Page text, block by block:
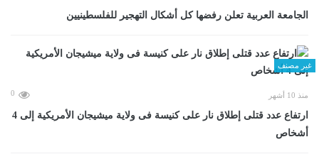
الجامعة العربية تعلن رفضها كل أشكال التهجير للفلسطينيين
غير مصنف
منذ 10 أشهر 0
ارتفاع عدد قتلى إطلاق نار على كنيسة فى ولاية ميشيجان الأمريكية إلى 4
أشخاص